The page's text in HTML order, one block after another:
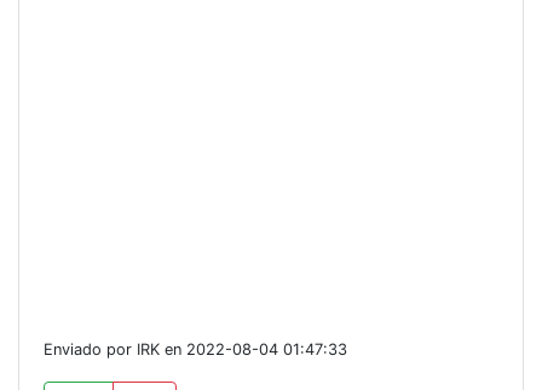
Enviado por IRK en 2022-08-04 01:47:33